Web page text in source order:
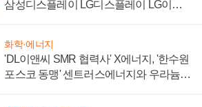
삼성디스플레이 LG디스플레이 LG이노
화학·에너지
'DL이앤씨 SMR 협력사' X에너지, '한수원
포스코 동맹' 센트러스에너지와 우라늄